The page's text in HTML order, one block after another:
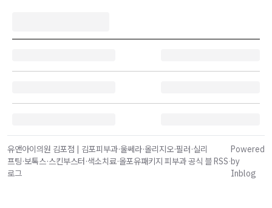
유앤아이의원 김포점 | 김포피부과·울쎄라·올리지오·필러·실리
프팅·보톡스·스킨부스터·색소치료·올포유패키지 피부과 공식 블
로그
RSS·
Powered
by
Inblog